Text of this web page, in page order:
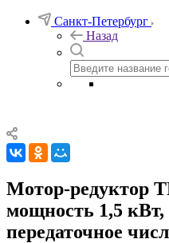
Санкт-Петербург
Назад
Мотор-редуктор
мощность 1,5 кВт,
передаточное